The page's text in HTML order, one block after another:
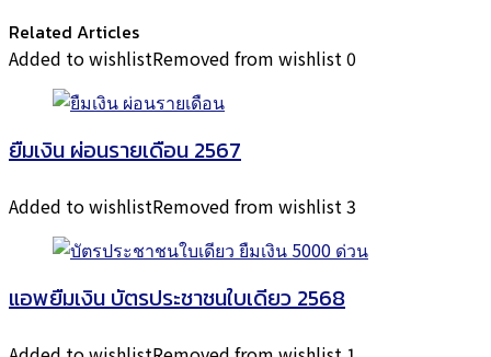
Related Articles
Added to wishlistRemoved from wishlist 0
ยืมเงิน ผ่อนรายเดือน 2567
Added to wishlistRemoved from wishlist 3
แอพยืมเงิน บัตรประชาชนใบเดียว 2568